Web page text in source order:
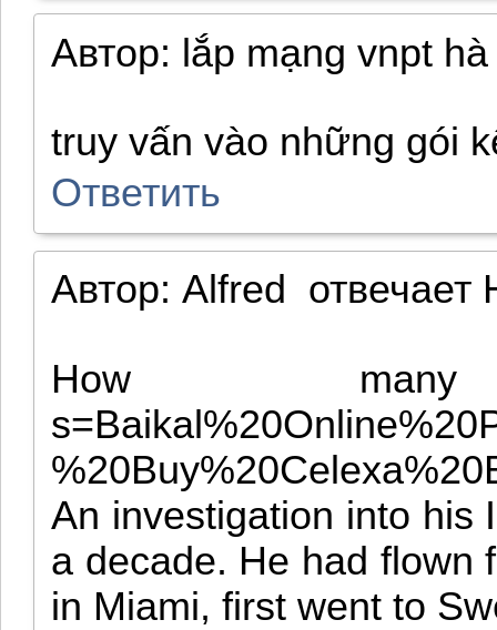
Автор: lắp mạng vnpt
truy vấn vào những gói
Ответить
Автор: Alfred отвечает
How
An investigation into his
a decade. He had flown
in Miami, first went to